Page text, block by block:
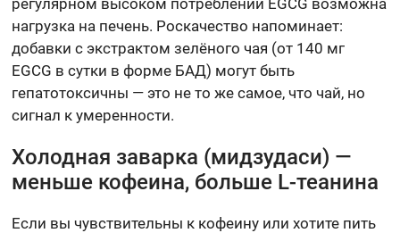
нагрузка на печень. Роскачество напоминает:
добавки с экстрактом зелёного чая (от 140 мг
EGCG в сутки в форме БАД) могут быть
гепатотоксичны — это не то же самое, что чай, но
сигнал к умеренности.
Холодная заварка (мидзудаси) —
меньше кофеина, больше L-теанина
Если вы чувствительны к кофеину или хотите пить